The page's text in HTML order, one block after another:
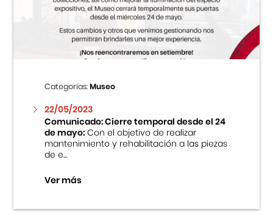
Centro Cultural Peruano Japonés
Museo de la Inmigración Japonesa
Fondo Editorial
Teatro Peruano Japonés
Categorías:Museo
22/05/2023
Comunicado: Cierre temporal desde el 24
de mayo:Con el objetivo de realizar
mantenimiento y rehabilitación a las piezas
de e...
Ver más